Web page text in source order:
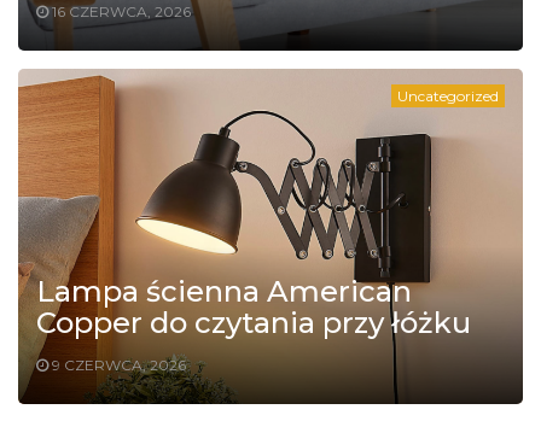
16 CZERWCA, 2026
Uncategorized
Lampa ścienna American
Copper do czytania przy łóżku
9 CZERWCA, 2026